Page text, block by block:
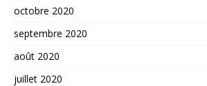
octobre 2020
septembre 2020
août 2020
juillet 2020